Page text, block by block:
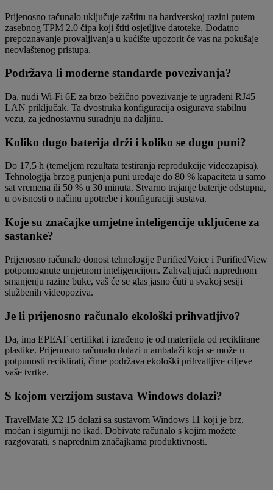
Prijenosno računalo uključuje zaštitu na hardverskoj razini putem
zasebnog TPM 2.0 čipa koji štiti osjetljive datoteke. Dodatno
prepoznavanje provaljivanja u kućište upozorit će vas na pokušaje
neovlaštenog pristupa.
Podržava li moderne standarde povezivanja?
Da, nudi Wi-Fi 6E za brzo bežično povezivanje te ugrađeni RJ45
LAN priključak. Ta dvostruka konfiguracija osigurava stabilnu
vezu, za jednostavnu suradnju na daljinu.
Koliko dugo baterija drži i koliko se dugo puni?
Do 17,5 h (temeljem rezultata testiranja reprodukcije videozapisa).
Tehnologija brzog punjenja puni uređaje do 80 % kapaciteta u samo
sat vremena ili 50 % u 30 minuta. Stvarno trajanje baterije odstupna,
u ovisnosti o načinu upotrebe i konfiguraciji sustava.
Koje su značajke umjetne inteligencije uključene za
sastanke?
Prijenosno računalo donosi tehnologije PurifiedVoice i PurifiedView
potpomognute umjetnom inteligencijom. Zahvaljujući naprednom
smanjenju razine buke, vaš će se glas jasno čuti u svakoj sesiji
službenih videopoziva.
Je li prijenosno računalo ekološki prihvatljivo?
Da, ima EPEAT certifikat i izrađeno je od materijala od reciklirane
plastike. Prijenosno računalo dolazi u ambalaži koja se može u
potpunosti reciklirati, čime podržava ekološki prihvatljive ciljeve
vaše tvrtke.
S kojom verzijom sustava Windows dolazi?
TravelMate X2 15 dolazi sa sustavom Windows 11 koji je brz,
moćan i sigurniji no ikad. Dobivate računalo s kojim možete
razgovarati, s naprednim značajkama produktivnosti.